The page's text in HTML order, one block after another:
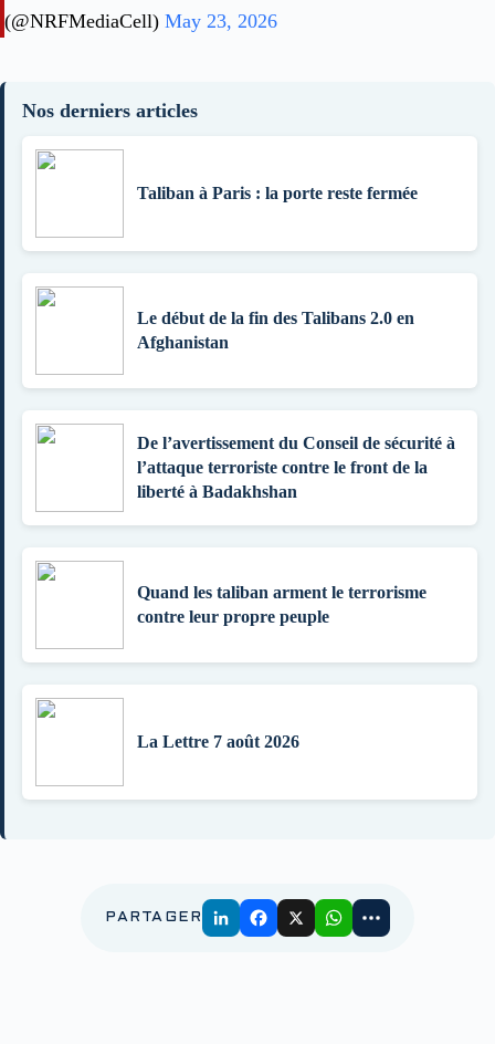
(@NRFMediaCell) May 23, 2026
Nos derniers articles
Taliban à Paris : la porte reste fermée
Le début de la fin des Talibans 2.0 en
Afghanistan
De l’avertissement du Conseil de sécurité à
l’attaque terroriste contre le front de la
liberté à Badakhshan
Quand les taliban arment le terrorisme
contre leur propre peuple
La Lettre 7 août 2026
PARTAGER